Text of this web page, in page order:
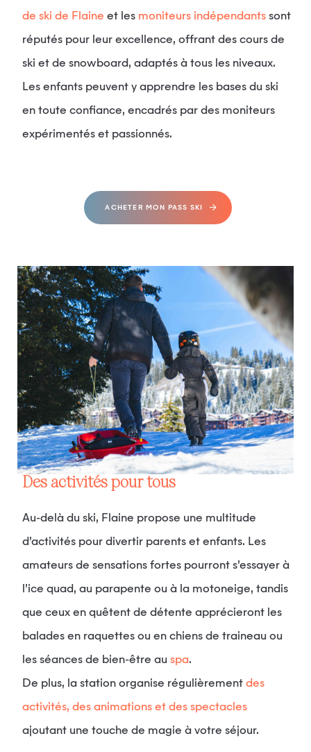
de ski de Flaine et les moniteurs indépendants sont
réputés pour leur excellence, offrant des cours de
ski et de snowboard, adaptés à tous les niveaux.
Les enfants peuvent y apprendre les bases du ski
en toute confiance, encadrés par des moniteurs
expérimentés et passionnés.
ACHETER MON PASS SKI
Des activités pour tous
Au-delà du ski, Flaine propose une multitude
d’activités pour divertir parents et enfants. Les
amateurs de sensations fortes pourront s’essayer à
l’ice quad, au parapente ou à la motoneige, tandis
que ceux en quêtent de détente apprécieront les
balades en raquettes ou en chiens de traineau ou
les séances de bien-être au spa.
De plus, la station organise régulièrement des
activités, des animations et des spectacles
ajoutant une touche de magie à votre séjour.